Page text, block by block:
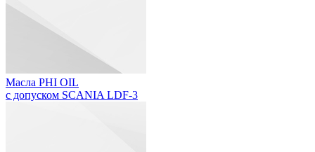
Масла PHI OIL
с допуском SCANIA LDF-3